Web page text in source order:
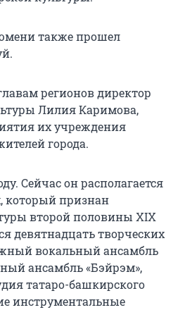
также прошел
регионов директор
Лилия Каримова,
их учреждения
города.
Сейчас он располагается
который признан
второй половины XIX
девятнадцать творческих
вокальный ансамбль
ансамбль «Бэйрэм»,
татаро-башкирского
инструментальные